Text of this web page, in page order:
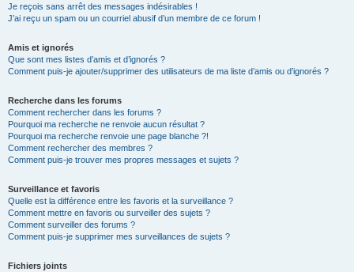
Je reçois sans arrêt des messages indésirables !
J’ai reçu un spam ou un courriel abusif d’un membre de ce forum !
Amis et ignorés
Que sont mes listes d’amis et d’ignorés ?
Comment puis-je ajouter/supprimer des utilisateurs de ma liste d’amis ou d’ignorés ?
Recherche dans les forums
Comment rechercher dans les forums ?
Pourquoi ma recherche ne renvoie aucun résultat ?
Pourquoi ma recherche renvoie une page blanche ?!
Comment rechercher des membres ?
Comment puis-je trouver mes propres messages et sujets ?
Surveillance et favoris
Quelle est la différence entre les favoris et la surveillance ?
Comment mettre en favoris ou surveiller des sujets ?
Comment surveiller des forums ?
Comment puis-je supprimer mes surveillances de sujets ?
Fichiers joints